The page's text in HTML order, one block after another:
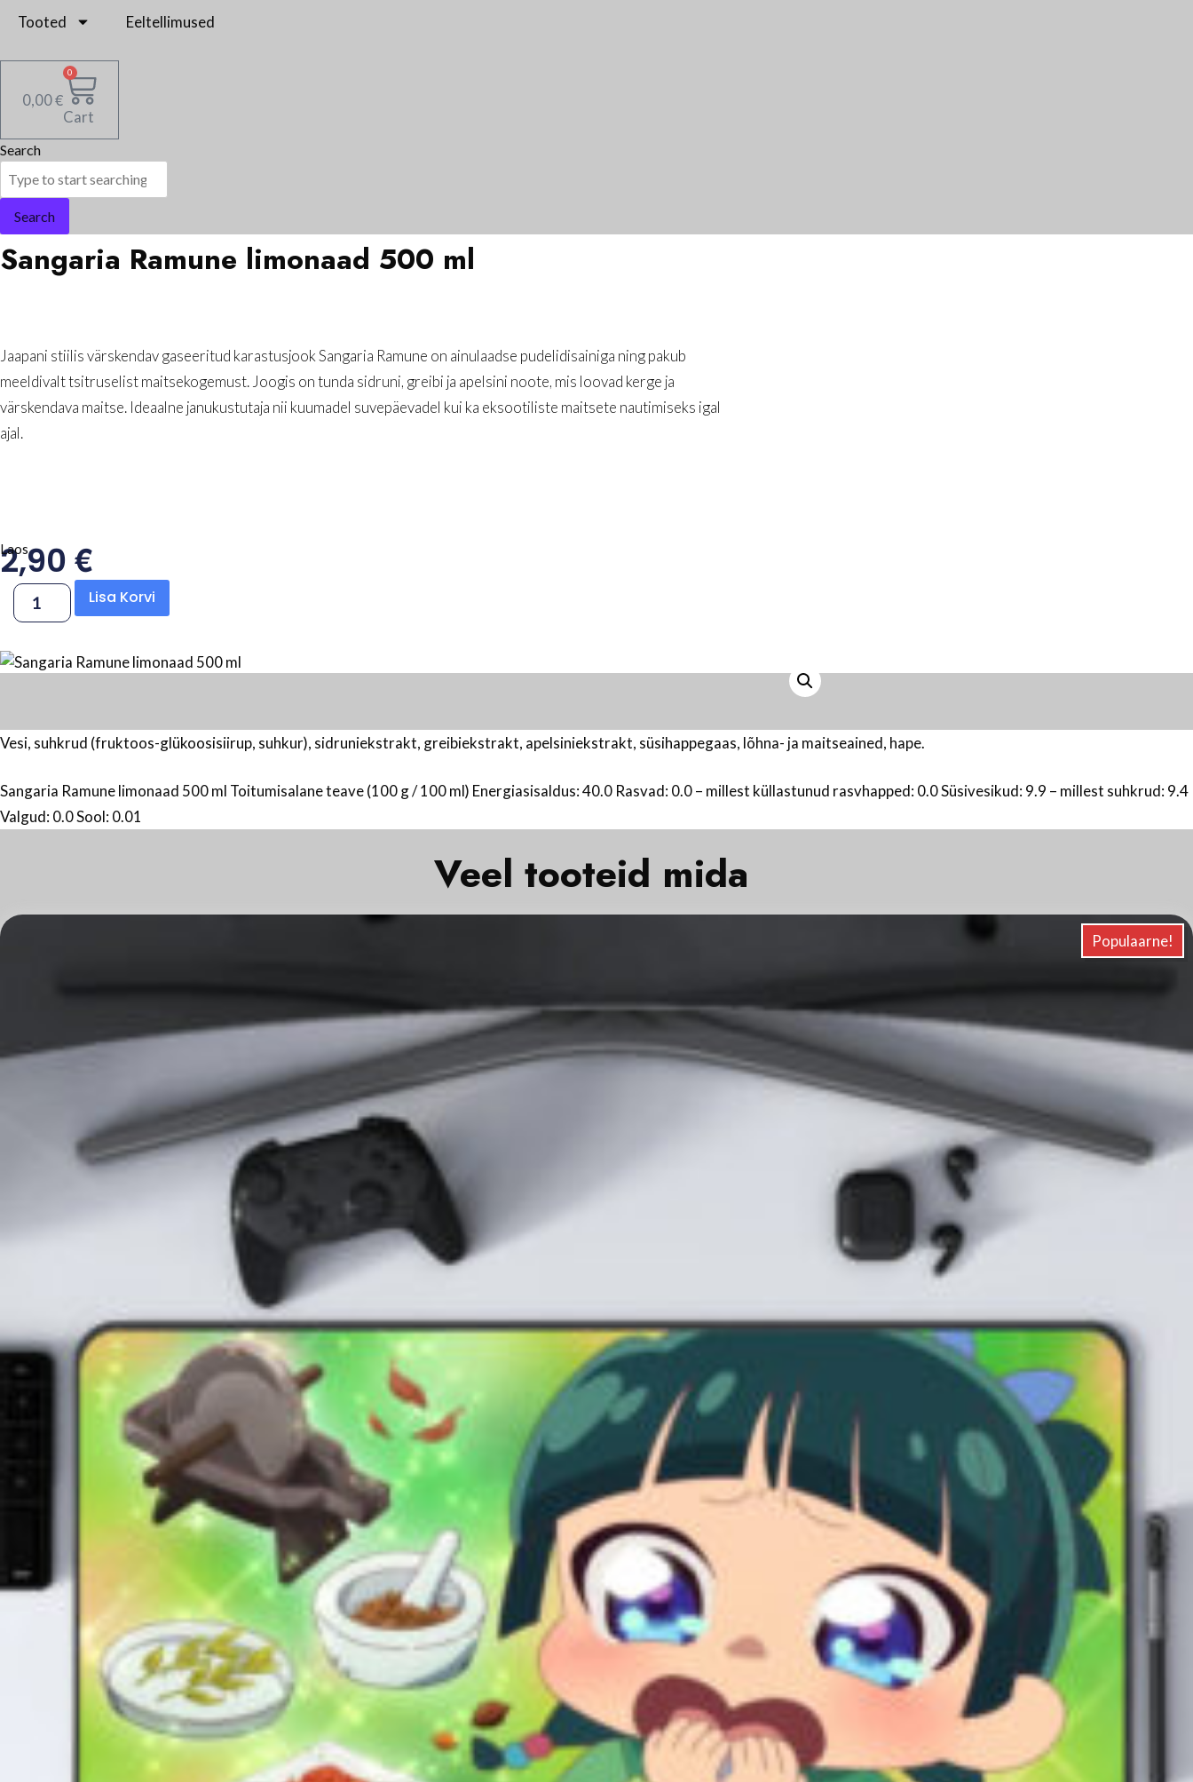
Tooted Eeltellimused
0,00€
0
Cart
Search
Search
Sangaria Ramune limonaad 500 ml
Jaapani stiilis värskendav gaseeritud karastusjook Sangaria Ramune on ainulaadse pudelidisainiga ning pakub
meeldivalt tsitruselist maitsekogemust. Joogis on tunda sidruni, greibi ja apelsini noote, mis loovad kerge ja
värskendava maitse. Ideaalne janukustutaja nii kuumadel suvepäevadel kui ka eksootiliste maitsete nautimiseks igal
ajal.
2,90€
Laos
Sangaria
Ramune
500
ml
Lisa Korvi
Vesi, suhkrud (fruktoos-glükoosisiirup, suhkur), sidruniekstrakt, greibiekstrakt, apelsiniekstrakt, süsihappegaas, lõhna- ja maitseained, hape.
Sangaria Ramune limonaad 500 ml Toitumisalane teave (100 g / 100 ml) Energiasisaldus: 40.0 Rasvad: 0.0 – millest küllastunud rasvhapped: 0.0 Süsivesikud: 9.9 – millest suhkrud: 9.4
Valgud: 0.0 Sool: 0.01
Veel tooteid mida kog
Populaarne!